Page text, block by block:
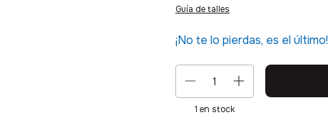
Guía de talles
¡No te lo pierdas, es el último!
1 en stock